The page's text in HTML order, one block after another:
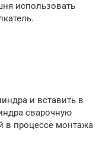
использовать
и вставить в
сварочную
в процессе монтажа